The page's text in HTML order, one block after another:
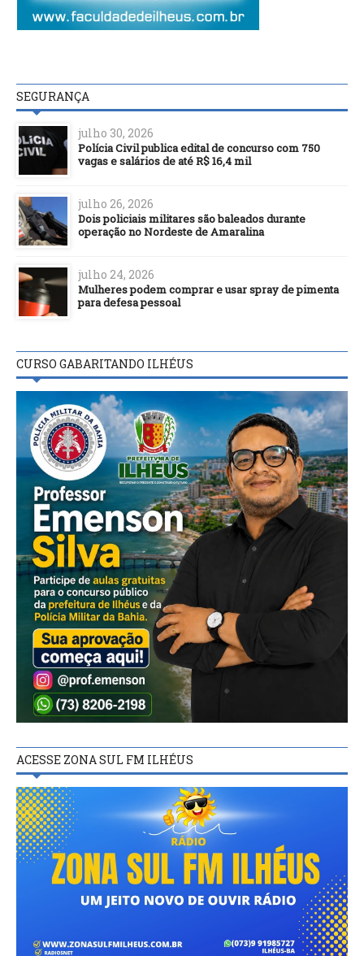
SEGURANÇA
julho 30, 2026
Polícia Civil publica edital de concurso com 750
vagas e salários de até R$ 16,4 mil
julho 26, 2026
Dois policiais militares são baleados durante
operação no Nordeste de Amaralina
julho 24, 2026
Mulheres podem comprar e usar spray de pimenta
para defesa pessoal
CURSO GABARITANDO ILHÉUS
ACESSE ZONA SUL FM ILHÉUS